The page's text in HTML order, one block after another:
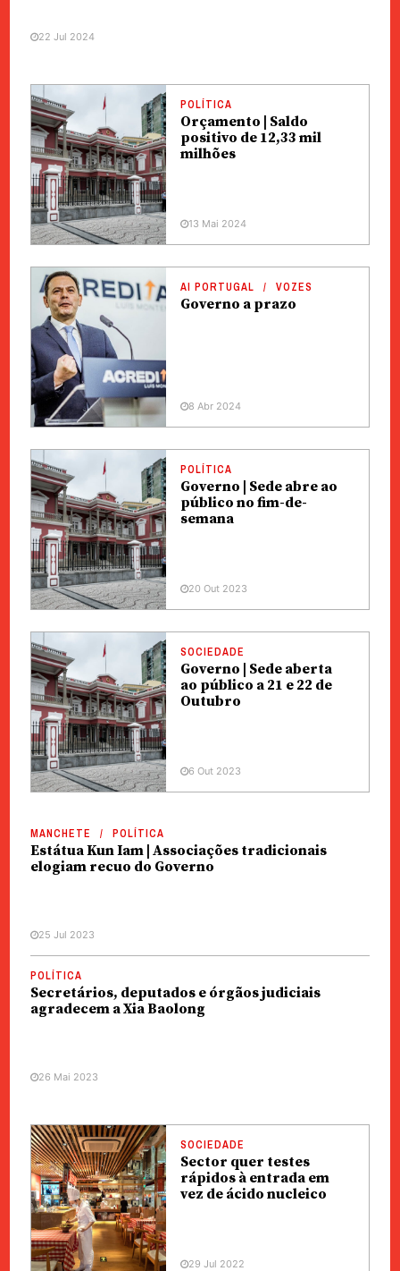
22 Jul 2024
POLÍTICA
Orçamento | Saldo
positivo de 12,33 mil
milhões
13 Mai 2024
AI PORTUGAL VOZES
Governo a prazo
8 Abr 2024
POLÍTICA
Governo | Sede abre ao
público no fim-de-
semana
20 Out 2023
SOCIEDADE
Governo | Sede aberta
ao público a 21 e 22 de
Outubro
6 Out 2023
MANCHETE POLÍTICA
Estátua Kun Iam | Associações tradicionais
elogiam recuo do Governo
25 Jul 2023
POLÍTICA
Secretários, deputados e órgãos judiciais
agradecem a Xia Baolong
26 Mai 2023
SOCIEDADE
Sector quer testes
rápidos à entrada em
vez de ácido nucleico
29 Jul 2022